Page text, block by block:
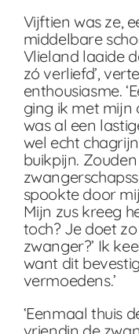
Vijftien was ze,
middelbare
Vlieland laaide
zó verliefd’,
enthousiasme.
ging ik met mijn
was al een
wel echt
buikpijn.
spookte door
Mijn zus kreeg
toch? Je doet
zwanger?’ Ik
want dit
vermoedens.’
‘Eenmaal thuis